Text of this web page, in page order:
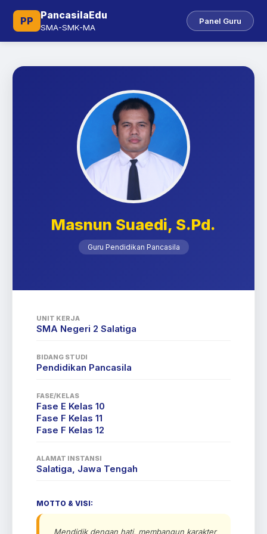
PP PancasilaEdu
SMA-SMK-MA
Panel Guru
Masnun Suaedi, S.Pd.
Guru Pendidikan Pancasila
UNIT KERJA
SMA Negeri 2 Salatiga
BIDANG STUDI
Pendidikan Pancasila
FASE/KELAS
Fase E Kelas 10
Fase F Kelas 11
Fase F Kelas 12
ALAMAT INSTANSI
Salatiga, Jawa Tengah
MOTTO & VISI:
Mendidik dengan hati, membangun karakter